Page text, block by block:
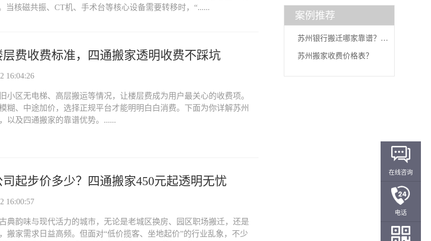
当核磁共振、CT机、手术台等核心设备需要转移时，“......
费收费标准，四通搬家透明收费不踩坑
16:04:26
小区无电梯、高层搬运等情况，让楼层费成为用户最关心的收费项。
糊、中途加价，选择正规平台才能明明白白消费。下面为你详解苏州
以及四通搬家的靠谱优势。......
起步价多少？四通搬家450元起透明无忧
16:00:57
典韵味与现代活力的城市，无论是老城区换房、园区职场搬迁，还是
搬家需求日益高频。但面对“低价揽客、坐地起价”的行业乱象，不少
案例推荐
苏州银行搬迁哪家靠谱？四通搬家以高
苏州搬家收费价格表？
在线咨询
电话